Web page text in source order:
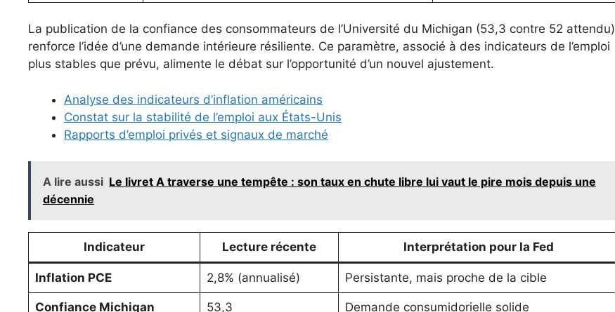
La publication de la confiance des consommateurs de l’Université du Michigan (53,3 contre 52 attendu)
renforce l’idée d’une demande intérieure résiliente. Ce paramètre, associé à des indicateurs de l’emploi
plus stables que prévu, alimente le débat sur l’opportunité d’un nouvel ajustement.
Analyse des indicateurs d’inflation américains
Constat sur la stabilité de l’emploi aux États-Unis
Rapports d’emploi privés et signaux de marché
A lire aussi Le livret A traverse une tempête : son taux en chute libre lui vaut le pire mois depuis une
décennie
Indicateur Lecture récente Interprétation pour la Fed
Inflation PCE 2,8% (annualisé) Persistante, mais proche de la cible
Confiance Michigan 53,3 Demande consumidorielle solide